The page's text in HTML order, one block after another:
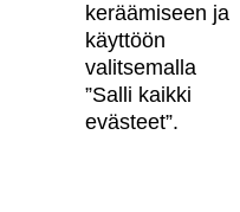
Saavutettavuusseloste
Oma Skanska
keräämiseen ja
käyttöön
valitsemalla
”Salli kaikki
evästeet”.